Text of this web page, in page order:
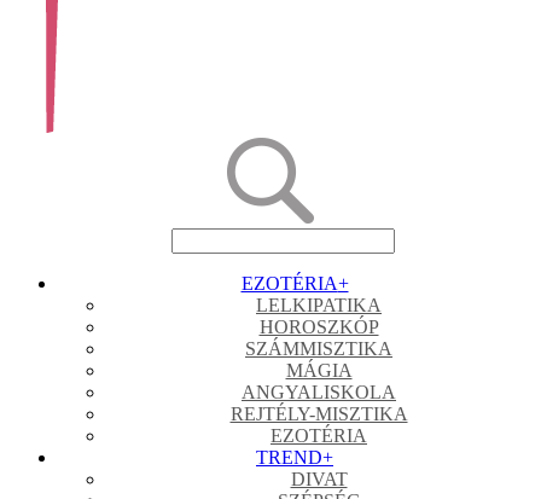
EZOTÉRIA+
LELKIPATIKA
HOROSZKÓP
SZÁMMISZTIKA
MÁGIA
ANGYALISKOLA
REJTÉLY-MISZTIKA
EZOTÉRIA
TREND+
DIVAT